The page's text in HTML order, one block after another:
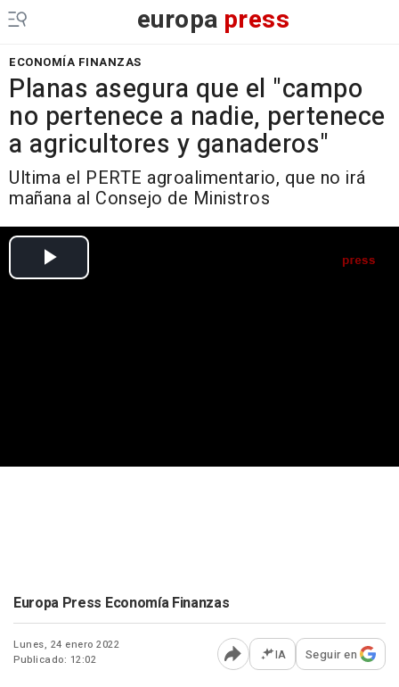
europa press
ECONOMÍA FINANZAS
Planas asegura que el "campo
no pertenece a nadie, pertenece
a agricultores y ganaderos"
Ultima el PERTE agroalimentario, que no irá
mañana al Consejo de Ministros
Europa Press Economía Finanzas
Lunes, 24 enero 2022
Publicado: 12:02
Abrir opciones para
IA Seguir en